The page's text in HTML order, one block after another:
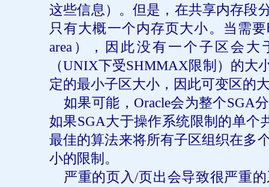
这些信息）。但是，在共享内存段
只有大概一个内存页大小。当需
area ），因此没有一个子区会
（UNIX下受SHMMAX限制）的大
定的最小子区大小，因此可变区的
如果可能， Oracle会为整个SGA
如果SGA大于操作系统限制的单个
最佳的算法来将所有子区组织在多
小的限制。
严重的页入/页出会导致很严重